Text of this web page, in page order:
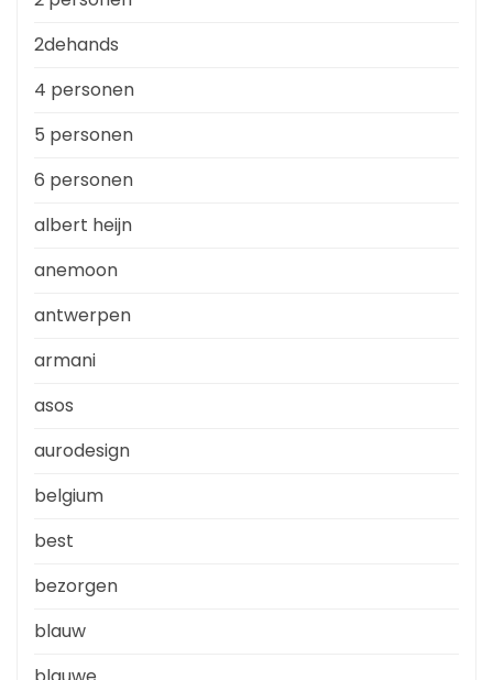
2dehands
4 personen
5 personen
6 personen
albert heijn
anemoon
antwerpen
armani
asos
aurodesign
belgium
best
bezorgen
blauw